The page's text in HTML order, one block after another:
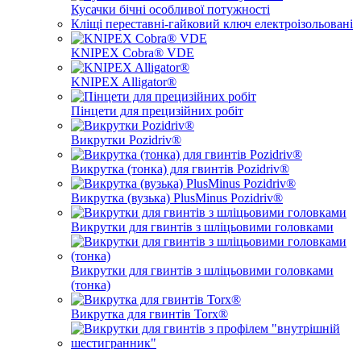
Кусачки бічні особливої ​​потужності
Кліщі переставні-гайковий ключ електроізольовані
KNIPEX Cobra® VDE
KNIPEX Alligator®
Пінцети для прецизійних робіт
Викрутки Pozidriv®
Викрутка (тонка) для гвинтів Pozidriv®
Викрутка (вузька) PlusMinus Pozidriv®
Викрутки для гвинтів з шліцьовими головками
Викрутки для гвинтів з шліцьовими головками
(тонка)
Викрутка для гвинтів Torx®